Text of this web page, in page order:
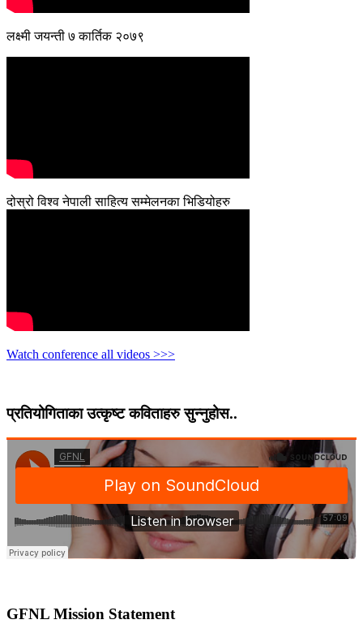
लक्ष्मी जयन्ती ७ कार्तिक २०७९
दोस्रो विश्व नेपाली साहित्य सम्मेलनका भिडियोहरु
Watch conference all videos >>>
प्रतियोगिताका उत्कृष्ट कविताहरु सुन्नुहोस..
GFNL Mission Statement